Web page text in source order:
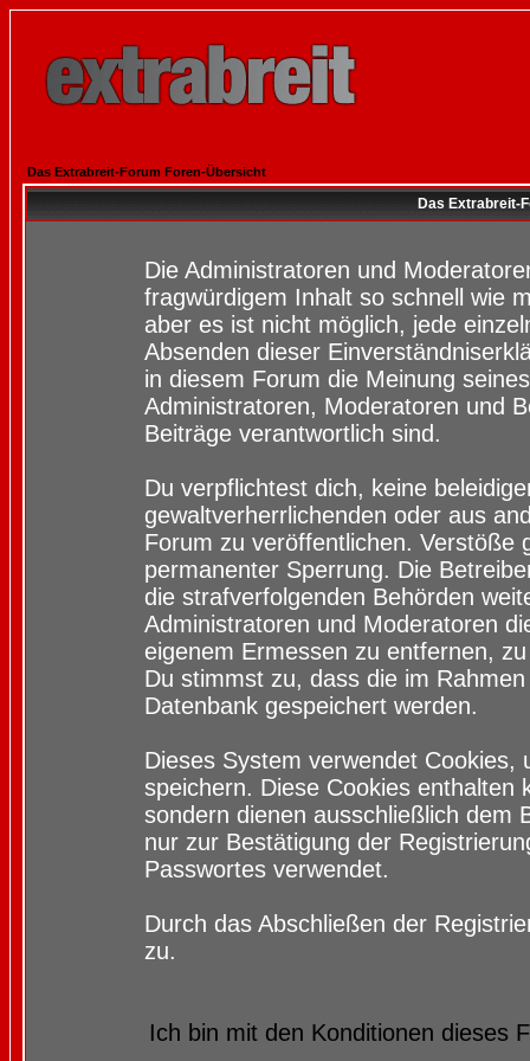
Das Extrabreit-Forum Foren-Übersicht
Das Extrabreit-
Die Administratoren und
fragwürdigem Inhalt so schnell wie
aber es ist nicht möglich, jede
Absenden dieser
in diesem Forum die Meinung
Administratoren, Moderatoren und
Beiträge verantwortlich sind.
Du verpflichtest dich, keine
gewaltverherrlichenden oder aus
Forum zu veröffentlichen. Verstöße
permanenter Sperrung. Die
die strafverfolgenden Behörden
Administratoren und Moderatoren
eigenem Ermessen zu entfernen,
Du stimmst zu, dass die im
Datenbank gespeichert werden.
Dieses System verwendet
speichern. Diese Cookies enthalten
sondern dienen ausschließlich dem
nur zur Bestätigung der
Passwortes verwendet.
Durch das Abschließen der
zu.
Ich bin mit den Konditionen dieses